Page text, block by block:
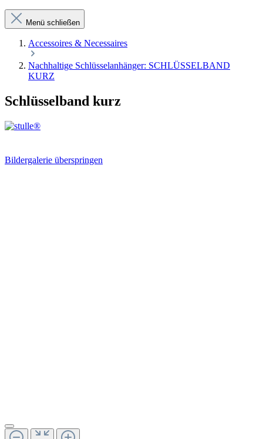
Menü schließen
Accessoires & Necessaires
Nachhaltige Schlüsselanhänger: SCHLÜSSELBAND
KURZ
Schlüsselband kurz
Bildergalerie überspringen